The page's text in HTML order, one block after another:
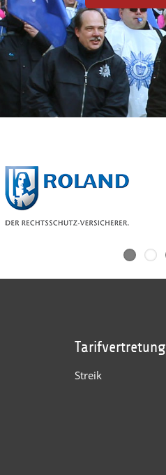
Tarifvertretung
Streik